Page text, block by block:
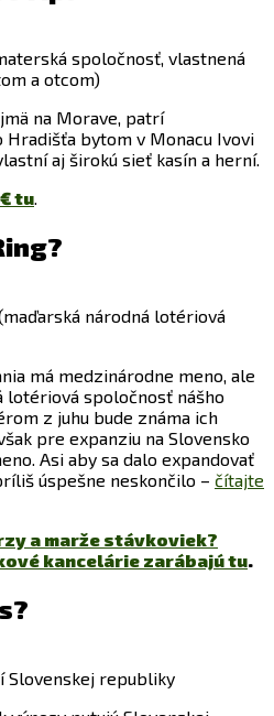
spoločnosť, vlastnená
a otcom)
na Morave, patrí
bytom v Monacu Ivovi
aj širokú sieť kasín a herní.
tu.
národná lotériová
má medzinárodne meno, ale
lotériová spoločnosť nášho
z juhu bude známa ich
pre expanziu na Slovensko
Asi aby sa dalo expandovať
úspešne neskončilo – čítajte
a marže stávkoviek?
kancelárie zarábajú tu.
Slovenskej republiky